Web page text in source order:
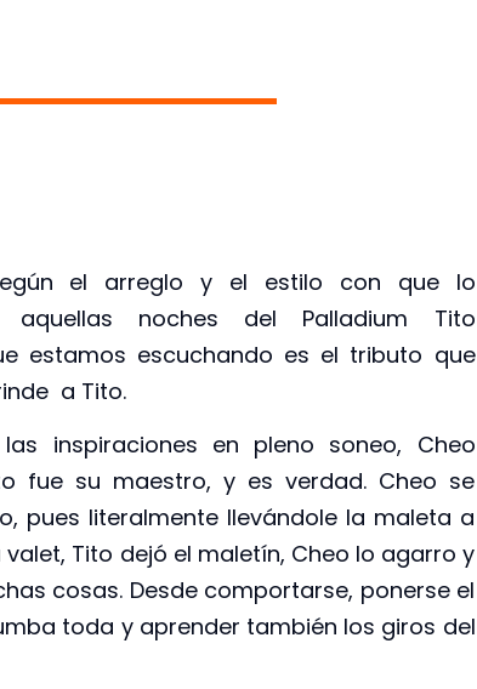
el arreglo y el estilo con que lo
aquellas noches del Palladium Tito
estamos escuchando es el tributo que
a Tito.
inspiraciones en pleno soneo, Cheo
fue su maestro, y es verdad. Cheo se
pues literalmente llevándole la maleta a
Tito dejó el maletín, Cheo lo agarro y
cosas. Desde comportarse, ponerse el
toda y aprender también los giros del